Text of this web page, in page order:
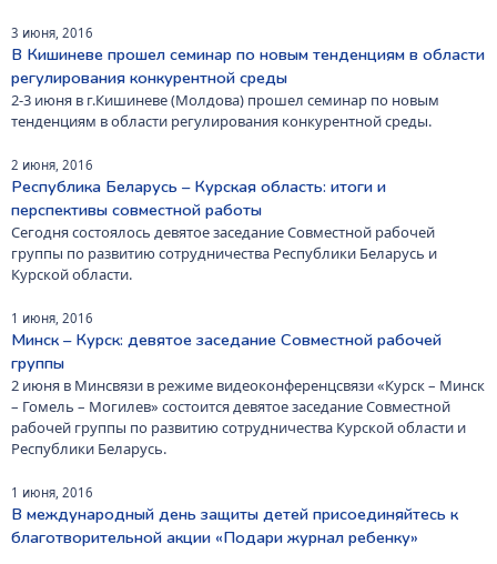
3 июня, 2016
В Кишиневе прошел семинар по новым тенденциям в области
регулирования конкурентной среды
2-3 июня в г.Кишиневе (Молдова) прошел семинар по новым
тенденциям в области регулирования конкурентной среды.
2 июня, 2016
Республика Беларусь – Курская область: итоги и
перспективы совместной работы
Сегодня состоялось девятое заседание Совместной рабочей
группы по развитию сотрудничества Республики Беларусь и
Курской области.
1 июня, 2016
Минск – Курск: девятое заседание Совместной рабочей
группы
2 июня в Минсвязи в режиме видеоконференцсвязи «Курск – Минск
– Гомель – Могилев» состоится девятое заседание Совместной
рабочей группы по развитию сотрудничества Курской области и
Республики Беларусь.
1 июня, 2016
В международный день защиты детей присоединяйтесь к
благотворительной акции «Подари журнал ребенку»